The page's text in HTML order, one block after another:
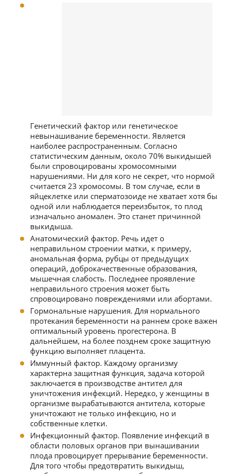
Генетический фактор или генетическое
невынашивание беременности. Является
наиболее распространенным. Согласно
статистическим данным, около 70% выкидышей
были спровоцированы хромосомными
нарушениями. Ни для кого не секрет, что нормой
считается 23 хромосомы. В том случае, если в
яйцеклетке или сперматозоиде не хватает хотя бы
одной или наблюдается переизбыток, то плод
изначально аномален. Это станет причинной
выкидыша.
Анатомический фактор. Речь идет о
неправильном строении матки, к примеру,
аномальная форма, рубцы от предыдущих
операций, доброкачественные образования,
мышечная слабость. Последнее проявление
неправильного строения может быть
спровоцировано повреждениями или абортами.
Гормональные нарушения. Для нормального
протекания беременности на раннем сроке важен
оптимальный уровень прогестерона. В
дальнейшем, на более позднем сроке защитную
функцию выполняет плацента.
Иммунный фактор. Каждому организму
характерна защитная функция, задача которой
заключается в производстве антител для
уничтожения инфекций. Нередко, у женщины в
организме вырабатываются антитела, которые
уничтожают не только инфекцию, но и
собственные клетки.
Инфекционный фактор. Появление инфекций в
области половых органов при вынашивании
плода провоцирует прерывание беременности.
Для того чтобы предотвратить выкидыш,